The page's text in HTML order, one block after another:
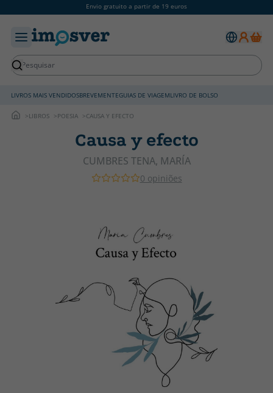
Envio gratuito a partir de 19 euros
LIVROS MAIS VENDIDOSBREVEMENTEGUIAS DE VIAGEMLIVRO DE BOLSO
LIBROS POESIA CAUSA Y EFECTO
Causa y efecto
CUMBRES TENA, MARÍA
0 opiniões